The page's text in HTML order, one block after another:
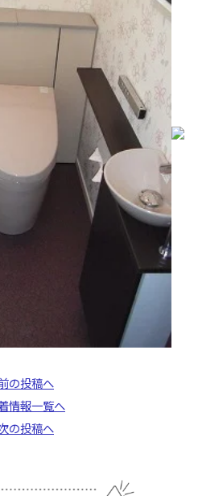
の投稿へ
情報一覧へ
の投稿へ